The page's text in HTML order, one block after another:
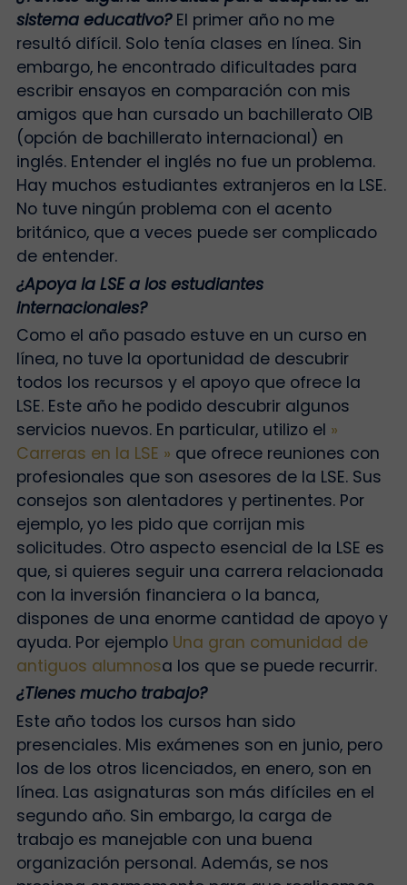
sistema educativo? El primer año no me
resultó difícil. Solo tenía clases en línea. Sin
embargo, he encontrado dificultades para
escribir ensayos en comparación con mis
amigos que han cursado un bachillerato OIB
(opción de bachillerato internacional) en
inglés. Entender el inglés no fue un problema.
Hay muchos estudiantes extranjeros en la LSE.
No tuve ningún problema con el acento
británico, que a veces puede ser complicado
de entender.
¿Apoya la LSE a los estudiantes
internacionales?
Como el año pasado estuve en un curso en
línea, no tuve la oportunidad de descubrir
todos los recursos y el apoyo que ofrece la
LSE. Este año he podido descubrir algunos
servicios nuevos. En particular, utilizo el »
Carreras en la LSE » que ofrece reuniones con
profesionales que son asesores de la LSE. Sus
consejos son alentadores y pertinentes. Por
ejemplo, yo les pido que corrijan mis
solicitudes. Otro aspecto esencial de la LSE es
que, si quieres seguir una carrera relacionada
con la inversión financiera o la banca,
dispones de una enorme cantidad de apoyo y
ayuda. Por ejemplo Una gran comunidad de
antiguos alumnosa los que se puede recurrir.
¿Tienes mucho trabajo?
Este año todos los cursos han sido
presenciales. Mis exámenes son en junio, pero
los de los otros licenciados, en enero, son en
línea. Las asignaturas son más difíciles en el
segundo año. Sin embargo, la carga de
trabajo es manejable con una buena
organización personal. Además, se nos